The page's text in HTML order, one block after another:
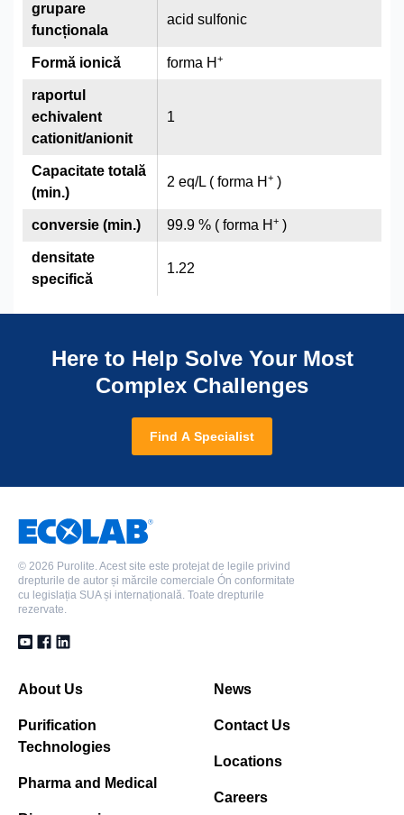
acid sulfonic
forma H +
1
2 eq/L ( forma H + )
99.9 % ( forma H + )
1.22
grupare
funcționala
Formă ionică
raportul
echivalent
cationit/anionit
Capacitate totală
(min.)
conversie (min.)
densitate
specifică
Here to Help Solve Your Most
Complex Challenges
Find A Specialist
© 2026 Purolite. Acest site este protejat de legile privind
drepturile de autor și mărcile comerciale Ón conformitate
cu legislația SUA și internațională. Toate drepturile
rezervate.
About Us
Purification
Technologies
Pharma and Medical
News
Contact Us
Locations
Careers